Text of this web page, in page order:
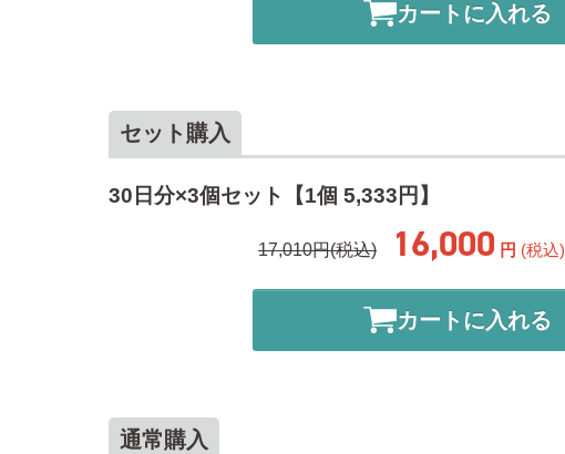
カートに入れる
セット購入
30日分×3個セット【1個 5,333円】
17,010円(税込) 16,000 円 (税込)
カートに入れる
通常購入